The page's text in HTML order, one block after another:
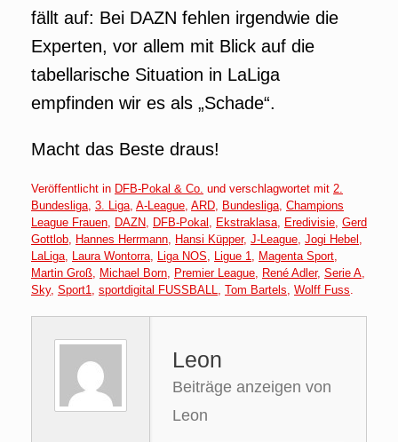
fällt auf: Bei DAZN fehlen irgendwie die
Experten, vor allem mit Blick auf die
tabellarische Situation in LaLiga
empfinden wir es als „Schade“.
Macht das Beste draus!
Veröffentlicht in DFB-Pokal & Co. und verschlagwortet mit 2.
Bundesliga, 3. Liga, A-League, ARD, Bundesliga, Champions
League Frauen, DAZN, DFB-Pokal , Ekstraklasa, Eredivisie, Gerd
Gottlob, Hannes Herrmann, Hansi Küpper, J-League, Jogi Hebel ,
LaLiga, Laura Wontorra, Liga NOS, Ligue 1, Magenta Sport,
Martin Groß, Michael Born, Premier League, René Adler, Serie A,
Sky, Sport1, sportdigital FUSSBALL, Tom Bartels, Wolff Fuss.
Leon
Beiträge anzeigen von
Leon